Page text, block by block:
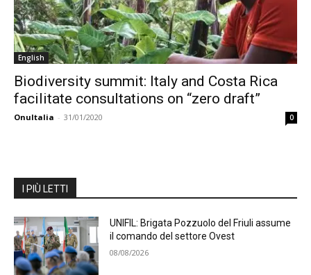
English
Biodiversity summit: Italy and Costa Rica
facilitate consultations on “zero draft”
OnuItalia - 31/01/2020 0
I PIÙ LETTI
UNIFIL: Brigata Pozzuolo del Friuli assume
il comando del settore Ovest
08/08/2026